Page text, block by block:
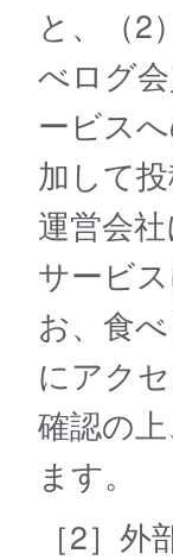
と、（2
べログ
ービス
加して
運営会
サービ
お、食
にアク
確認の
ます。
［2］